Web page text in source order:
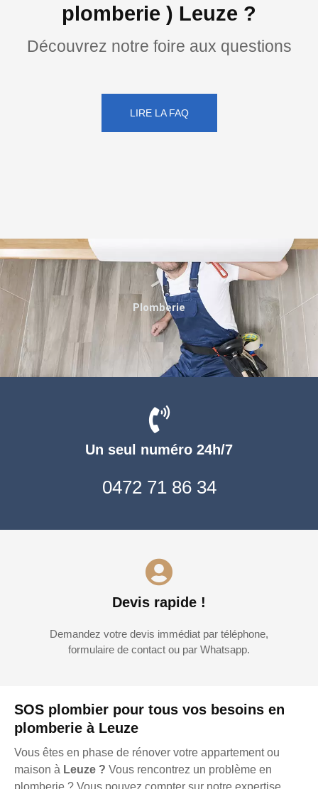
plomberie ) Leuze ?
Découvrez notre foire aux questions
LIRE LA FAQ
SOS plombier pour tous vos besoins en
plomberie à Leuze
Vous êtes en phase de rénover votre appartement ou
maison à Leuze ? Vous rencontrez un problème en
Un seul numéro 24h/7
0472 71 86 34
Devis rapide !
Demandez votre devis immédiat par téléphone,
formulaire de contact ou par Whatsapp.
Plomberie